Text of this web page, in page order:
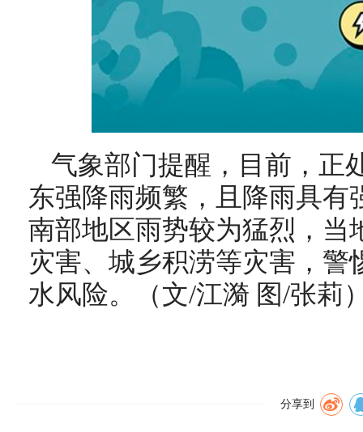
气象部门提醒，目前，正
东强降雨频繁，且降雨具有
南部地区雨势较为猛烈，当
灾害、城乡积涝等灾害，警
水风险。（文/江漪 图/张莉
分享到